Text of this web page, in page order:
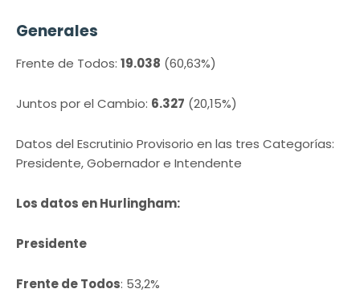
Generales
Frente de Todos: 19.038 (60,63%)
Juntos por el Cambio: 6.327 (20,15%)
Datos del Escrutinio Provisorio en las tres Categorías:
Presidente, Gobernador e Intendente
Los datos en Hurlingham:
Presidente
Frente de Todos: 53,2%